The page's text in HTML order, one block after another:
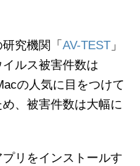
究機関「 AV-TEST 」
ルス被害件数は
の人気に目をつけて
、被害件数は大幅に
リをインストールす